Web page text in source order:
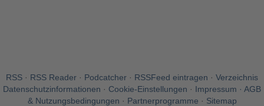
RSS · RSS Reader · Podcatcher · RSSFeed eintragen · Verzeichnis
Datenschutzinformationen · Cookie-Einstellungen · Impressum · AGB
& Nutzungsbedingungen · Partnerprogramme · Sitemap